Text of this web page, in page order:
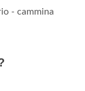
- cammina